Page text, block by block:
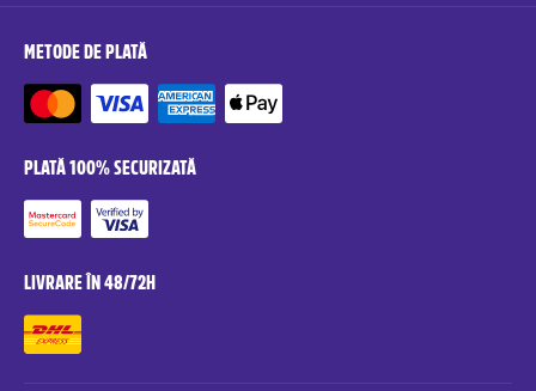
METODE DE PLATĂ
PLATĂ 100% SECURIZATĂ
LIVRARE ÎN 48/72H